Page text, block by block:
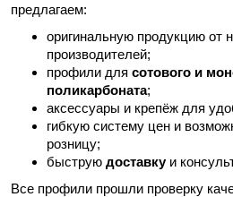
предлагаем:
оригинальную продукцию от
производителей;
профили для сотового и
поликарбоната;
аксессуары и крепёж для
гибкую систему цен и
розницу;
быструю доставкуи
Все профили прошли проверку